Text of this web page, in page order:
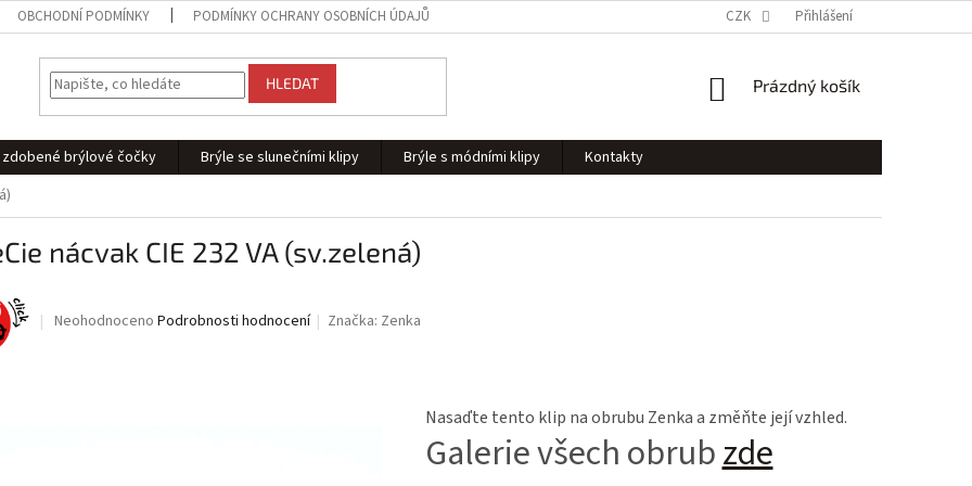
OBCHODNÍ PODMÍNKY PODMÍNKY OCHRANY OSOBNÍCH ÚDAJŮ CZK Přihlášení
HLEDAT
NÁKUPNÍ
Prázdný košík
brýlové čočky Brýle se slunečními klipy Brýle s módními klipy
Kontakty
nácvak CIE 232 VA (sv.zelená)
Průměrné
Neohodnoceno Podrobnosti hodnocení Značka: Zenka
Nasaďte tento klip na obrubu Zenka a změňte její vzhled.
Galerie všech obrubzde